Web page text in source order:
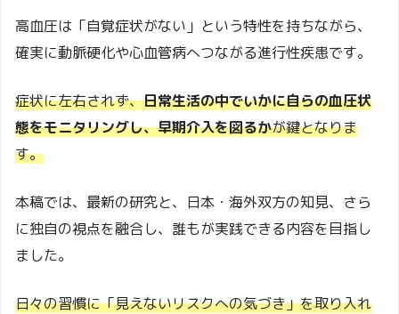
高血圧は「自覚症状がない」という特性を持ちながら、
確実に動脈硬化や心血管病へつながる進行性疾患です。
症状に左右されず、日常生活の中でいかに自らの血圧状
態をモニタリングし、早期介入を図るかが鍵となりま
す。
本稿では、最新の研究と、日本・海外双方の知見、さら
に独自の視点を融合し、誰もが実践できる内容を目指し
ました。
日々の習慣に「見えないリスクへの気づき」を取り入れ